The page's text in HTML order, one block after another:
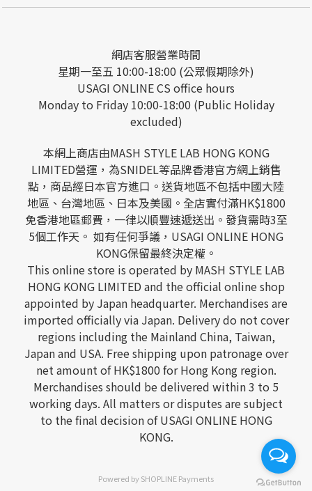
網店客服營業時間
星期一至五 10:00-18:00 (公眾假期除外)
USAGI ONLINE CS office hours
Monday to Friday 10:00-18:00 (Public Holiday
excluded)
本網上商店由MASH STYLE LAB HONG KONG
LIMITED營運，為SNIDEL等品牌香港官方網上銷售
點，商品經日本官方進口。送貨地區不包括中國大陸
地區、台灣地區、日本及美國。全店實付滿HK$1800
免香港地區郵費，一律以順豐速遞送出。發貨需時3至
5個工作天。 如有任何爭議，USAGI ONLINE HONG
KONG保留最終決定權。
This online store is operated by MASH STYLE LAB
HONG KONG LIMITED and the official online shop
appointed by Japan headquarter. Merchandises are
imported officially via Japan. Delivery do not cover
regions including the Mainland China, Taiwan,
Japan and USA. Free shipping upon patronage over
net amount of HK$1800 for Hong Kong region.
Merchandises should be delivered within 3 to 5
working days. All matters or disputes are subject
to the final decision of USAGI ONLINE HONG
KONG.
Powered bySHOPLINE Payments